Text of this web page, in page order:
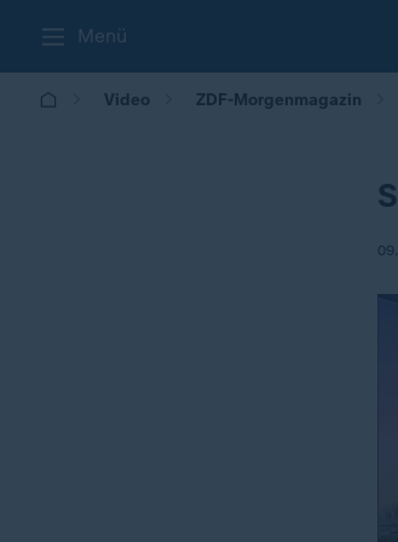
Menü
Video ZDF-Morgenmagazin